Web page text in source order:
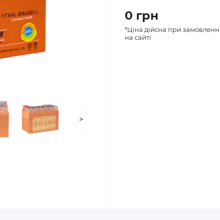
>
0 грн
*Ціна дійсна при
на сайті